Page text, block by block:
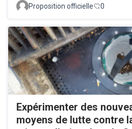
Proposition officielle 0
Expérimenter des
moyens de lutte contre